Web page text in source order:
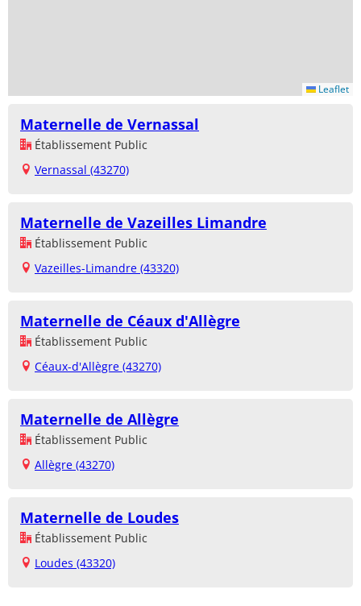
Leaflet
Maternelle de Vernassal
Établissement Public
Vernassal (43270)
Maternelle de Vazeilles Limandre
Établissement Public
Vazeilles-Limandre (43320)
Maternelle de Céaux d'Allègre
Établissement Public
Céaux-d'Allègre (43270)
Maternelle de Allègre
Établissement Public
Allègre (43270)
Maternelle de Loudes
Établissement Public
Loudes (43320)